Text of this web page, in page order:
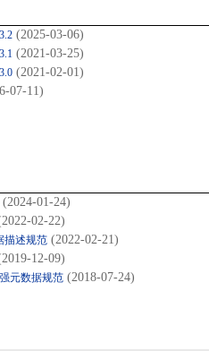
(2025-03-06)
(2021-03-25)
(2021-02-01)
07-11)
(2024-01-24)
02-22)
描述规范 (2022-02-21)
12-09)
元数据规范 (2018-07-24)